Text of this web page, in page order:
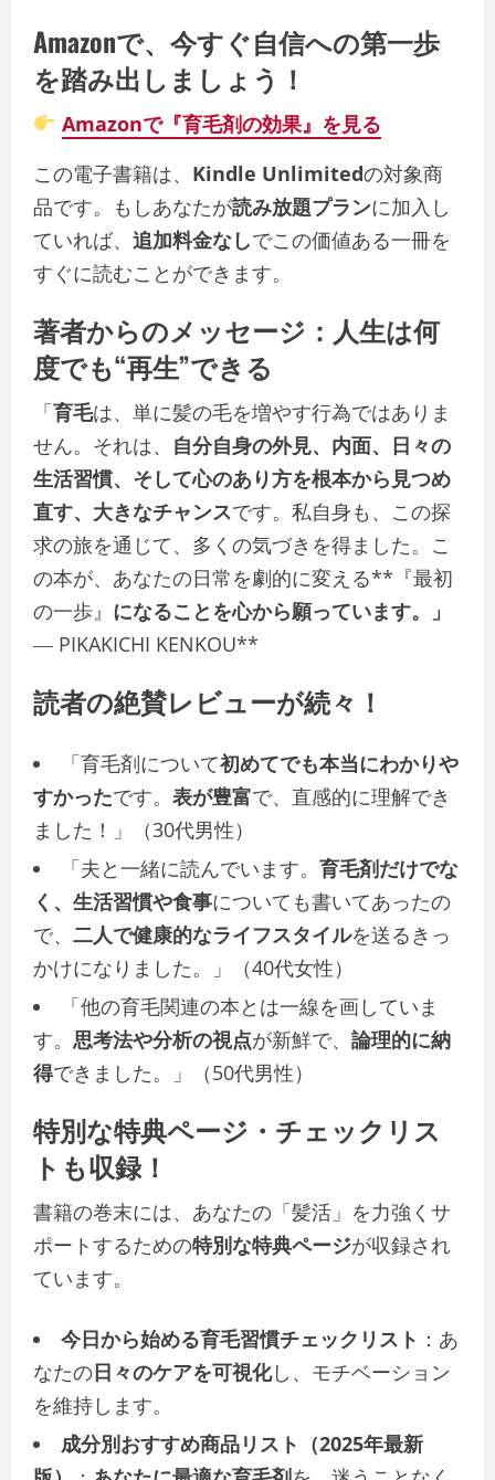
Amazonで、今すぐ自信への第一歩
を踏み出しましょう！
Amazonで『育毛剤の効果』を見る
この電子書籍は、 Kindle Unlimitedの対象商
品です。もしあなたが読み放題プランに加入し
ていれば、 追加料金なしでこの価値ある一冊を
すぐに読むことができます。
著者からのメッセージ：人生は何
度でも“再生”できる
「育毛は、単に髪の毛を増やす行為ではありま
せん。それは、 自分自身の外見、内面、日々の
生活習慣、そして心のあり方を根本から見つめ
直す、大きなチャンスです。私自身も、この探
求の旅を通じて、多くの気づきを得ました。こ
の本が、あなたの日常を劇的に変える**『最初
の一歩』 になることを心から願っています。」
― PIKAKICHI KENKOU**
読者の絶賛レビューが続々！
「育毛剤について初めてでも本当にわかりや
すかったです。 表が豊富で、直感的に理解でき
ました！」（30代男性）
「夫と一緒に読んでいます。 育毛剤だけでな
く、生活習慣や食事についても書いてあったの
で、 二人で健康的なライフスタイルを送るきっ
かけになりました。」（40代女性）
「他の育毛関連の本とは一線を画していま
す。 思考法や分析の視点が新鮮で、 論理的に納
得できました。」（50代男性）
特別な特典ページ・チェックリス
トも収録！
書籍の巻末には、あなたの「髪活」を力強くサ
ポートするための特別な特典ページが収録され
ています。
今日から始める育毛習慣チェックリスト ：あ
なたの日々のケアを可視化し、モチベーション
を維持します。
成分別おすすめ商品リスト（2025年最新